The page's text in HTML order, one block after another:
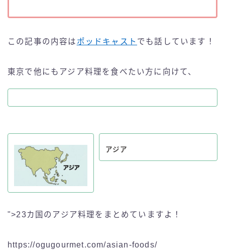
この記事の内容は ポッドキャスト でも話しています！
東京で他にもアジア料理を食べたい方に向けて、
アジア
">23カ国のアジア料理をまとめていますよ！
https://ogugourmet.com/asian-foods/